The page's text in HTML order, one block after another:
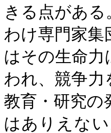
きる点がある
わけ専門家集
はその生命力
われ、競争力
教育・研究の
はありえな